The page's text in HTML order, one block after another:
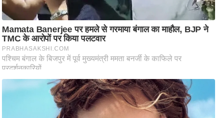
त्रा
रि
ले
श
न
शि